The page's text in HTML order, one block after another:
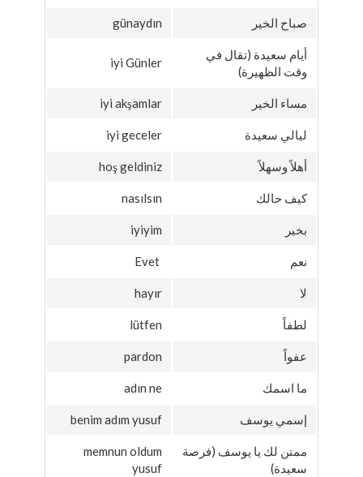
صباح الخير günaydın
أيام سعيدة (تقال في
وقت الظهيرة)
iyi Günler
مساء الخير iyi akşamlar
ليالي سعيدة iyi geceler
أهلاً وسهلاً hoş geldiniz
كيف حالك nasılsın
بخير iyiyim
نعم
لا hayır
لطفاً lütfen
عفواً pardon
ما اسمك adın ne
إسمي يوسف benim adım yusuf
ممتن لك يا يوسف (فرصة
سعيدة)
memnun oldum
yusuf